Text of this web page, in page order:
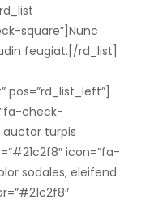
square”]Nunc
feugiat.[/rd_list]
pos=”rd_list_left”]
check-
auctor turpis
icon=”fa-
sodales, eleifend